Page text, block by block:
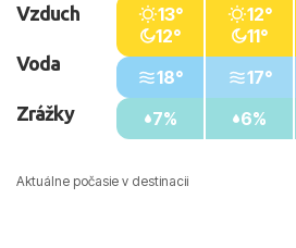
Aktuálne počasie v destinacii
Vzduch
Voda
Zrážky
13°
12°
18°
7%
12°
11°
17°
6%